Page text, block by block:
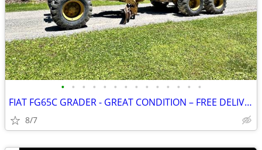
• • • • • • • • • • • • • •
FIAT FG65C GRADER - GREAT CONDITION – FREE DELIVERY
8/7